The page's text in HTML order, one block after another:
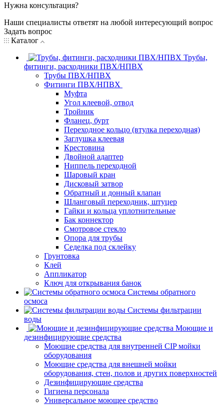
Нужна консультация?
Наши специалисты ответят на любой интересующий вопрос
Задать вопрос
Каталог
Трубы,
фитинги, расходники ПВХ/НПВХ
Трубы ПВХ/НПВХ
Фитинги ПВХ/НПВХ
Муфта
Угол клеевой, отвод
Тройник
Фланец, бурт
Переходное кольцо (втулка переходная)
Заглушка клеевая
Крестовина
Двойной адаптер
Ниппель переходной
Шаровый кран
Дисковый затвор
Обратный и донный клапан
Шланговый переходник, штуцер
Гайки и кольца уплотнительные
Бак коннектор
Смотровое стекло
Опора для трубы
Седелка под склейку
Грунтовка
Клей
Аппликатор
Ключ для открывания банок
Системы обратного
осмоса
Системы фильтрации
воды
Моющие и
дезинфицирующие средства
Моющие средства для внутренней CIP мойки
оборудования
Моющие средства для внешней мойки
оборудования, стен, полов и других поверхностей
Дезинфицирующие средства
Гигиена персонала
Универсальное моющее средство